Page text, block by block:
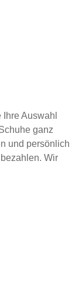
Auswahl
ganz
und persönlich
Wir